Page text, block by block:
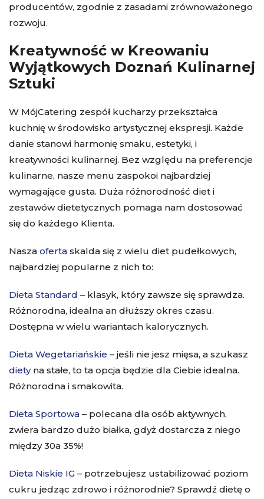
producentów, zgodnie z zasadami zrównoważonego
rozwoju.
Kreatywność w Kreowaniu
Wyjątkowych Doznań Kulinarnej
Sztuki
W MójCatering zespół kucharzy przekształca
kuchnię w środowisko artystycznej ekspresji. Każde
danie stanowi harmonię smaku, estetyki, i
kreatywności kulinarnej. Bez względu na preferencje
kulinarne, nasze menu zaspokoi najbardziej
wymagające gusta. Duża różnorodność diet i
zestawów dietetycznych pomaga nam dostosować
się do każdego Klienta.
Nasza oferta skalda się z wielu diet pudełkowych,
najbardziej popularne z nich to:
Dieta Standard – klasyk, który zawsze się sprawdza.
Różnorodna, idealna an dłuższy okres czasu.
Dostępna w wielu wariantach kalorycznych.
Dieta Wegetariańskie – jeśli nie jesz mięsa, a szukasz
dietyna stałe, to ta opcja będzie dla Ciebie idealna.
Różnorodna i smakowita.
Dieta Sportowa – polecana dla osób aktywnych,
zwiera bardzo dużo białka, gdyż dostarcza z niego
między 30a 35%!
Dieta Niskie IG – potrzebujesz ustabilizować poziom
cukru jedząc zdrowo i różnorodnie? Sprawdź dietę o